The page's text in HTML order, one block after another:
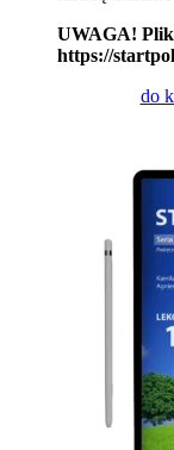
UWAGA!
https://
do